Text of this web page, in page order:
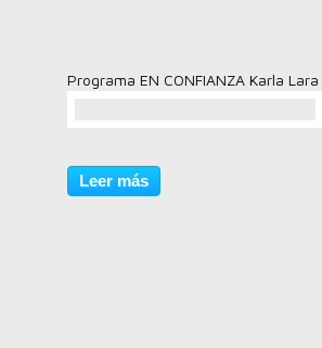
Programa EN CONFIANZA Karla Lara
Leer más